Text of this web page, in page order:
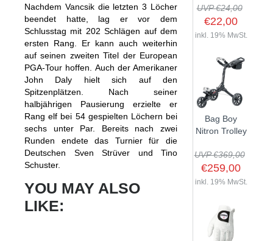
Nachdem Vancsik die letzten 3 Löcher
beendet hatte, lag er vor dem
Schlusstag mit 202 Schlägen auf dem
ersten Rang. Er kann auch weiterhin
auf seinen zweiten Titel der European
PGA-Tour hoffen. Auch der Amerikaner
John Daly hielt sich auf den
Spitzenplätzen. Nach seiner
halbjährigen Pausierung erzielte er
Rang elf bei 54 gespielten Löchern bei
sechs unter Par. Bereits nach zwei
Runden endete das Turnier für die
Deutschen Sven Strüver und Tino
Schuster.
YOU MAY ALSO
LIKE:
UVP €24,00
€22,00
inkl. 19% MwSt.
Bag Boy
Nitron Trolley
UVP €369,00
€259,00
inkl. 19% MwSt.